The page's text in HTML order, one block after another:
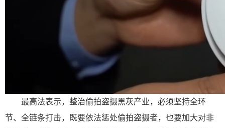
最高法表示，整治偷拍盗摄黑灰产业，必须坚持全环
节、全链条打击，既要依法惩处偷拍盗摄者，也要加大对非